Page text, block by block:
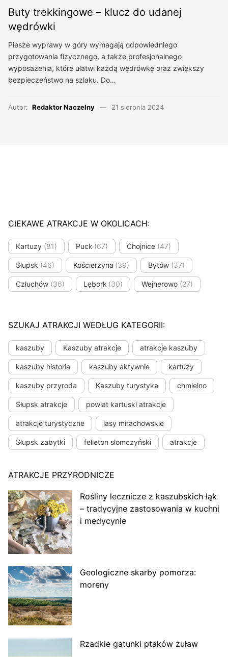
Buty trekkingowe – klucz do udanej
wędrówki
Piesze wyprawy w góry wymagają odpowiedniego
przygotowania fizycznego, a także profesjonalnego
wyposażenia, które ułatwi każdą wędrówkę oraz zwiększy
bezpieczeństwo na szlaku. Do…
Autor: Redaktor Naczelny 21 sierpnia 2024
CIEKAWE ATRAKCJE W OKOLICACH:
Kartuzy (81) Puck (67) Chojnice (47)
Słupsk (46) Kościerzyna (39) Bytów (37)
Człuchów (36) Lębork (30) Wejherowo (27)
SZUKAJ ATRAKCJI WEDŁUG KATEGORII:
kaszuby Kaszuby atrakcje atrakcje kaszuby
kaszuby historia kaszuby aktywnie kartuzy
kaszuby przyroda Kaszuby turystyka chmielno
Słupsk atrakcje powiat kartuski atrakcje
atrakcje turystyczne lasy mirachowskie
Słupsk zabytki felieton słomczyński atrakcje
ATRAKCJE PRZYRODNICZE
Rośliny lecznicze z kaszubskich łąk
– tradycyjne zastosowania w kuchni
i medycynie
Geologiczne skarby pomorza:
moreny
Rzadkie gatunki ptaków żuław